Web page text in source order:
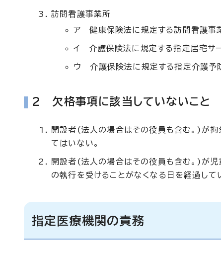
訪問看護事業所
ア 健康保険法に規定する訪問看護事
イ 介護保険法に規定する指定居宅サ
ウ 介護保険法に規定する指定介護予
2 欠格事項に該当していないこと
開設者(法人の場合はその役員も含む。)が拘
てはいない。
開設者(法人の場合はその役員も含む。)が
の執行を受けることがなくなる日を経過し
指定医療機関の責務